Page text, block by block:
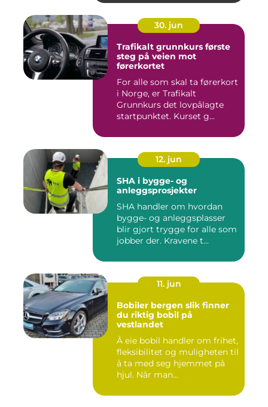
30. jun
Trafikalt grunnkurs første
steg på veien mot
førerkortet
For alle som skal ta førerkort
i Norge, er Trafikalt
Grunnkurs det lovpålagte
startpunktet. Kurset g...
12. jun
SHA i bygge- og
anleggsprosjekter
SHA handler om hvordan
bygge- og anleggsplasser
blir gjort trygge for alle som
jobber der. Kravene t...
11. jun
Bobiler bergen slik finner
du riktig bobil på
vestlandet
Å eie bobil handler om frihet,
fleksibilitet og muligheten til
å ta med seg hjemmet på
hjul. Når man...